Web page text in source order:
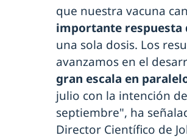
que nuestra vacuna
importante respuesta
una sola dosis. Los
avanzamos en el
gran escala en
julio con la intención
septiembre", ha
Director Científico de